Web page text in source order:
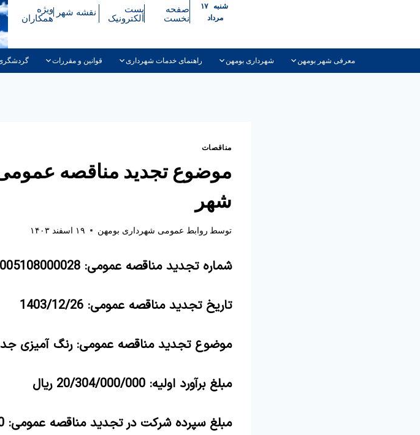
مرداد
صفحه
نخست
پست
الکترونیک
نقشه شهر ویژه
همکاران
معرفی شهر بومهن شهرداری بومهن راهنمای خدمات شهرداری قوانین و مقررات
مناقصات
موضوع تجدید مناقصه
شهر
توسط روابط عمومی شهرداری بومهن ۱۹ اسفند ۱۴۰۳
شماره تجدید مناقصه عمومی:
تاریخ تجدید مناقصه عمومی: 1403/12/26
موضوع تجدید مناقصه عمومی:رنگ آمیزی
مبلغ برآورد اولیه: 20/304/000/000 ریال
مبلغ سپرده شرکت در تجدید مناقصه عمومی: 1/015/200/000 ریال